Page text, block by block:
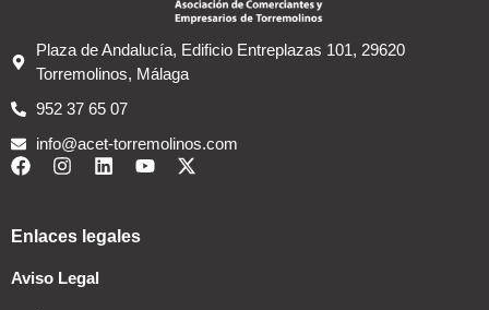
Plaza de Andalucía, Edificio Entreplazas 101, 29620
Torremolinos, Málaga
952 37 65 07
info@acet-torremolinos.com
Enlaces legales
Aviso Legal